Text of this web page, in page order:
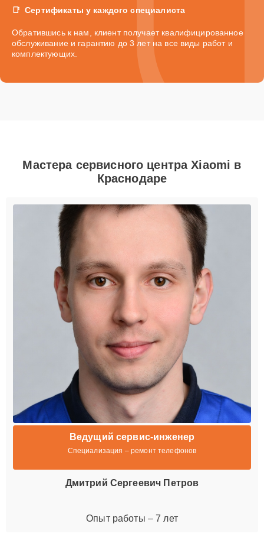
Сертификаты у каждого специалиста
Обратившись к нам, клиент получает квалифицированное
обслуживание и гарантию до 3 лет на все виды работ и
комплектующих.
Мастера сервисного центра Xiaomi в
Краснодаре
Ведущий сервис-инженер
Специализация – ремонт телефонов
Дмитрий Сергеевич Петров
Опыт работы – 7 лет